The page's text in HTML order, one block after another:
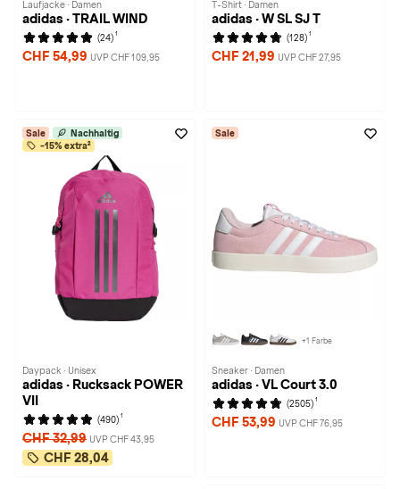
Laufjacke · Damen
adidas · TRAIL WIND
(24) 1
CHF 54,99 UVP CHF 109,95
T-Shirt · Damen
adidas · W SL SJ T
(128) 1
CHF 21,99 UVP CHF 27,95
Sale
Nachhaltig
-15% extra²
Daypack · Unisex
adidas · Rucksack POWER
VII
(490) 1
CHF 32,99 UVP CHF 43,95
CHF 28,04
Sale
+1 Farbe
Sneaker · Damen
adidas · VL Court 3.0
(2505) 1
CHF 53,99 UVP CHF 76,95